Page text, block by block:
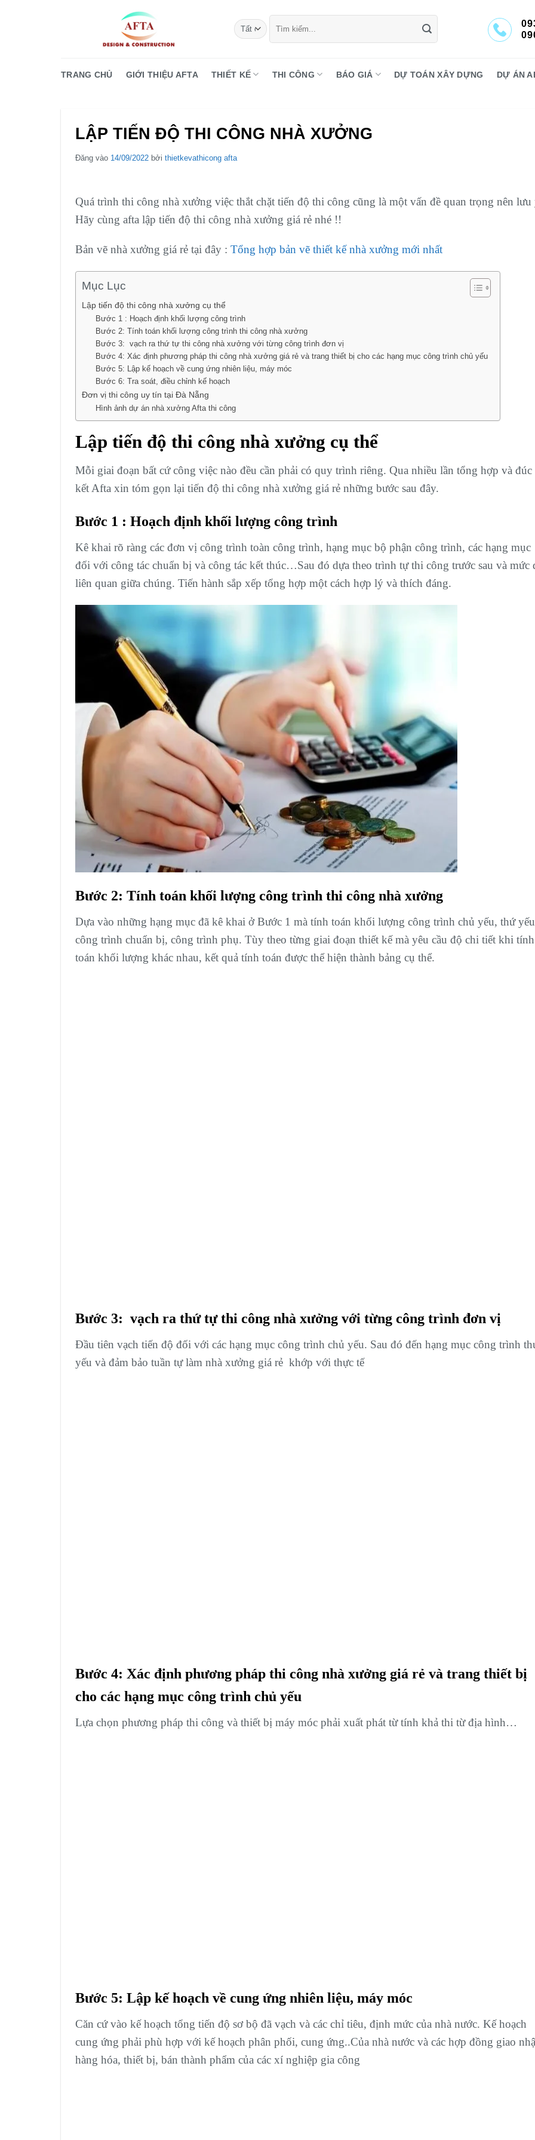
kiếm:
TRANG CHỦ GIỚI THIỆU AFTA THIẾT KẾ THI CÔNG BÁO GIÁ DỰ TOÁN XÂY DỰNG DỰ ÁN
LẬP TIẾN ĐỘ THI CÔNG NHÀ XƯỞNG
Đăng vào 14/09/2022 bởi thietkevathicong afta
Quá trình thi công nhà xưởng việc thắt chặt tiến độ thi công cũng là một vấn đề quan trọng nên lưu
Hãy cùng afta lập tiến độ thi công nhà xưởng giá rẻ nhé !!
Bản vẽ nhà xưởng giá rẻ tại đây : Tổng hợp bản vẽ thiết kế nhà xưởng mới nhất
Mục Lục
Lập tiến độ thi công nhà xưởng cụ thể
Bước 1 : Hoạch định khối lượng công trình
Bước 2: Tính toán khối lượng công trình thi công nhà xưởng
Bước 3: vạch ra thứ tự thi công nhà xưởng với từng công trình đơn vị
Bước 4: Xác định phương pháp thi công nhà xưởng giá rẻ và trang thiết bị cho các hạng mục công trình chủ yếu
Bước 5: Lập kế hoạch về cung ứng nhiên liệu, máy móc
Bước 6: Tra soát, điều chỉnh kế hoạch
Đơn vị thi công uy tín tại Đà Nẵng
Hình ảnh dự án nhà xưởng Afta thi công
Lập tiến độ thi công nhà xưởng cụ thể
Mỗi giai đoạn bất cứ công việc nào đều cần phải có quy trình riêng. Qua nhiều lần tổng hợp và đúc
kết Afta xin tóm gọn lại tiến độ thi công nhà xưởng giá rẻ những bước sau đây.
Bước 1 : Hoạch định khối lượng công trình
Kê khai rõ ràng các đơn vị công trình toàn công trình, hạng mục bộ phận công trình, các hạng mục
đối với công tác chuẩn bị và công tác kết thúc…Sau đó dựa theo trình tự thi công trước sau và mức
liên quan giữa chúng. Tiến hành sắp xếp tổng hợp một cách hợp lý và thích đáng.
Bước 2: Tính toán khối lượng công trình thi công nhà xưởng
Dựa vào những hạng mục đã kê khai ở Bước 1 mà tính toán khối lượng công trình chủ yếu, thứ
công trình chuẩn bị, công trình phụ. Tùy theo từng giai đoạn thiết kế mà yêu cầu độ chi tiết khi tính
toán khối lượng khác nhau, kết quả tính toán được thể hiện thành bảng cụ thể.
Bước 3: vạch ra thứ tự thi công nhà xưởng với từng công trình đơn vị
Đầu tiên vạch tiến độ đối với các hạng mục công trình chủ yếu. Sau đó đến hạng mục công trình
yếu và đảm bảo tuần tự làm nhà xưởng giá rẻ khớp với thực tế
Bước 4: Xác định phương pháp thi công nhà xưởng giá rẻ và trang thiết bị
cho các hạng mục công trình chủ yếu
Lựa chọn phương pháp thi công và thiết bị máy móc phải xuất phát từ tính khả thi từ địa hình…
Bước 5: Lập kế hoạch về cung ứng nhiên liệu, máy móc
Căn cứ vào kế hoạch tổng tiến độ sơ bộ đã vạch và các chỉ tiêu, định mức của nhà nước. Kế hoạch
cung ứng phải phù hợp với kế hoạch phân phối, cung ứng..Của nhà nước và các hợp đồng giao
hàng hóa, thiết bị, bán thành phẩm của các xí nghiệp gia công